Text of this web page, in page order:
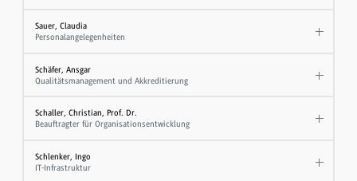
Sauer, Claudia
Personalangelegenheiten
Schäfer, Ansgar
Qualitätsmanagement und Akkreditierung
Schaller, Christian, Prof. Dr.
Beauftragter für Organisationsentwicklung
Schlenker, Ingo
IT-Infrastruktur